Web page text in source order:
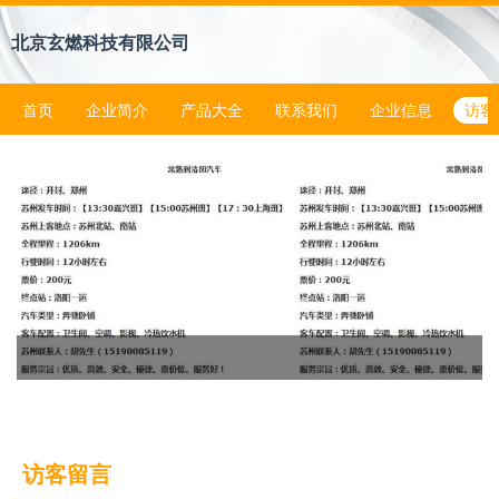
北京玄燃科技有限公司
首页 企业简介 产品大全 联系我们 企业信息 访客
访客留言